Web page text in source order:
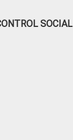
SOCIAL